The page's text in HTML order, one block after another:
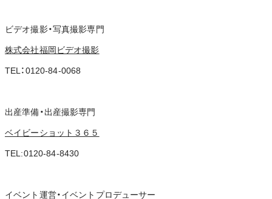
ビデオ撮影・写真撮影専門
株式会社福岡ビデオ撮影
TEL：0120-84-0068
出産準備・出産撮影専門
ベイビーショット３６５
TEL:0120-84-8430
イベント運営・イベントプロデューサー